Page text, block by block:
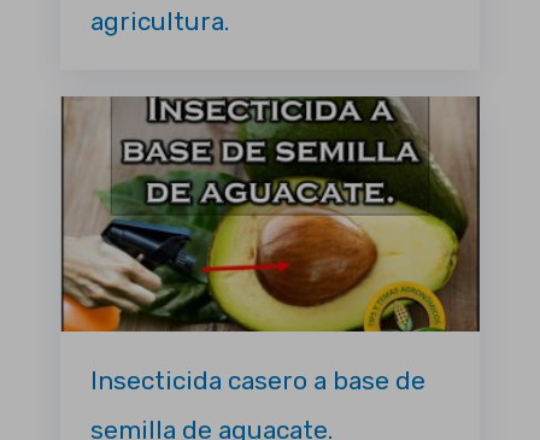
agricultura.
Insecticida casero a base de
semilla de aguacate.